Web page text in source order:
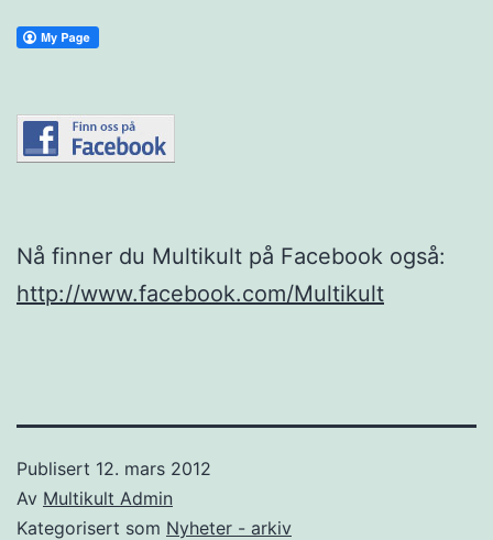
Nå finner du Multikult på Facebook også:
http://www.facebook.com/Multikult
Publisert 12. mars 2012
Av Multikult Admin
Kategorisert som Nyheter - arkiv